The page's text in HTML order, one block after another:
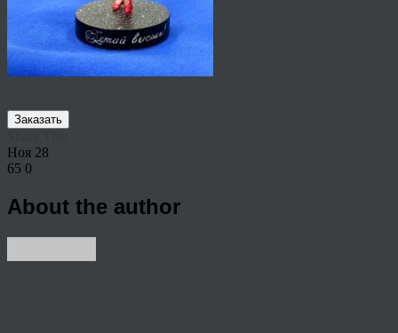
Заказать
Ноя 28
65 0
About the author